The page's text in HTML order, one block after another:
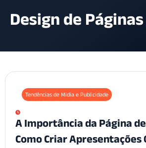
Design de
Tendências de Mídia e Publicidade
A Importância da Página
Como Criar Apresentações